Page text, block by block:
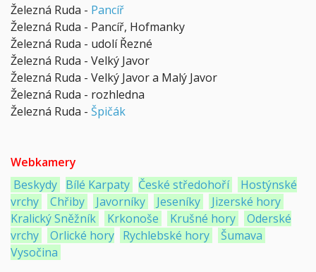
Železná Ruda - Pancíř
Železná Ruda - Pancíř, Hofmanky
Železná Ruda - udolí Řezné
Železná Ruda - Velký Javor
Železná Ruda - Velký Javor a Malý Javor
Železná Ruda - rozhledna
Železná Ruda - Špičák
Webkamery
Beskydy Bílé Karpaty České středohoří
Hostýnské
vrchy
Chřiby Javorníky Jeseníky
Jizerské hory
Kralický Sněžník
Krkonoše Krušné hory
Oderské
vrchy
Orlické hory Rychlebské hory
Šumava
Vysočina